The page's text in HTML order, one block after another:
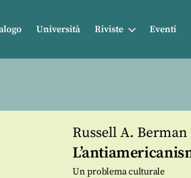
Università Riviste Eventi
Russell A. Berman
Un problema culturale